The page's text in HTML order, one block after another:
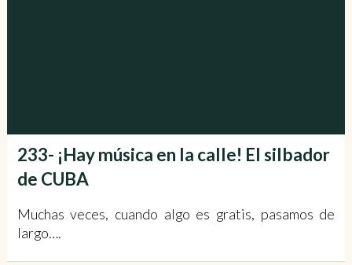
233- ¡Hay música en la calle! El silbador
de CUBA
Muchas veces, cuando algo es gratis, pasamos de
largo….